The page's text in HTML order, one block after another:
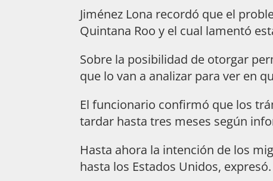
Jiménez Lona recordó que el
Quintana Roo y el cual lamentó
Sobre la posibilidad de otorgar
que lo van a analizar para ver en
El funcionario confirmó que los
tardar hasta tres meses según
Hasta ahora la intención de los
hasta los Estados Unidos, expresó.